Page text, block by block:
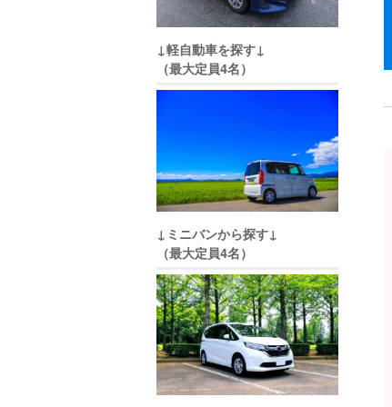
↓軽自動車を探す↓
（最大定員4名）
↓ミニバンから探す↓
（最大定員4名）